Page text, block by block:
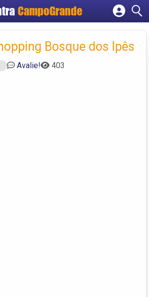
CampoGrande
Cadastrar empresa
Criar conta
Bosque dos Ipês
Avalie! 403